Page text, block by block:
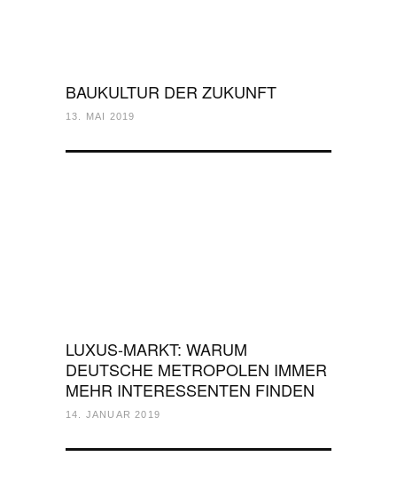
BAUKULTUR DER ZUKUNFT
13. MAI 2019
LUXUS-MARKT: WARUM
DEUTSCHE METROPOLEN IMMER
MEHR INTERESSENTEN FINDEN
14. JANUAR 2019